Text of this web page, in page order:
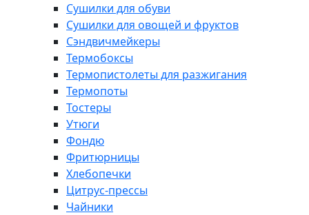
Сушилки для обуви
Сушилки для овощей и фруктов
Сэндвичмейкеры
Термобоксы
Термопистолеты для разжигания
Термопоты
Тостеры
Утюги
Фондю
Фритюрницы
Хлебопечки
Цитрус-прессы
Чайники